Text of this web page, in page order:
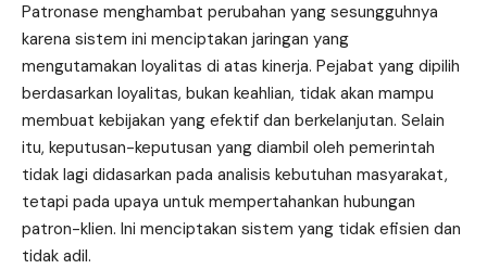
Patronase menghambat perubahan yang sesungguhnya
karena sistem ini menciptakan jaringan yang
mengutamakan loyalitas di atas kinerja. Pejabat yang dipilih
berdasarkan loyalitas, bukan keahlian, tidak akan mampu
membuat kebijakan yang efektif dan berkelanjutan. Selain
itu, keputusan-keputusan yang diambil oleh pemerintah
tidak lagi didasarkan pada analisis kebutuhan masyarakat,
tetapi pada upaya untuk mempertahankan hubungan
patron-klien. Ini menciptakan sistem yang tidak efisien dan
tidak adil.